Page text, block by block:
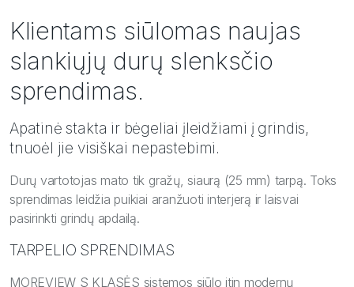
Klientams siūlomas naujas
slankiųjų durų slenksčio
sprendimas.
Apatinė stakta ir bėgeliai įleidžiami į grindis,
tnuoėl jie visiškai nepastebimi.
Durų vartotojas mato tik gražų, siaurą (25 mm) tarpą. Toks
sprendimas leidžia puikiai aranžuoti interjerą ir laisvai
pasirinkti grindų apdailą.
TARPELIO SPRENDIMAS
MOREVIEW S KLASĖS sistemos siūlo itin modernų